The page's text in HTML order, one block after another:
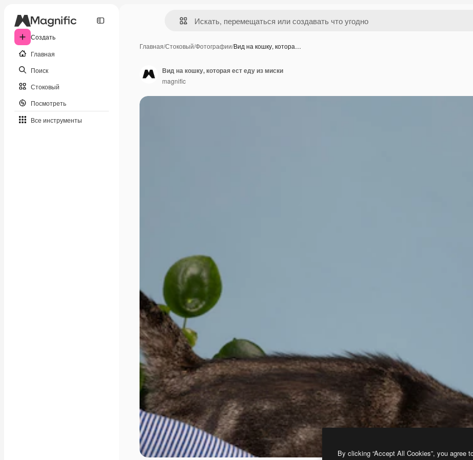
Создать
Главная
Поиск
Стоковый
Посмотреть
Все инструменты
Главная/Стоковый/Фотографии/Вид на кошку, котора…
Вид на кошку, которая ест еду из миски
magnific
By clicking “Accept All Cookies”, you